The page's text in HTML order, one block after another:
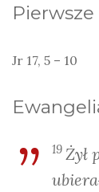
Pierwsze
Jr 17, 5 – 10
19 Żył